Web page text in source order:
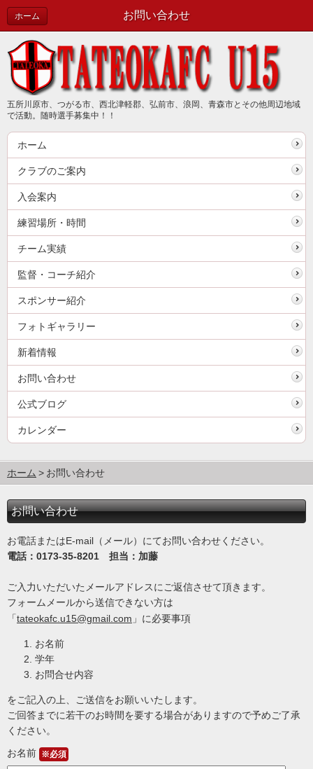
お問い合わせ
ホーム
五所川原市、つがる市、西北津軽郡、弘前市、浪岡、青森市とその他周辺地域
で活動。随時選手募集中！！
ホーム
クラブのご案内
入会案内
練習場所・時間
チーム実績
監督・コーチ紹介
スポンサー紹介
フォトギャラリー
新着情報
お問い合わせ
公式ブログ
カレンダー
ホーム お問い合わせ
お問い合わせ
お電話またはE-mail（メール）にてお問い合わせください。
電話：0173-35-8201 担当：加藤
ご入力いただいたメールアドレスにご返信させて頂きます。
フォームメールから送信できない方は
「tateokafc.u15@gmail.com 」に必要事項
お名前
学年
お問合せ内容
をご記入の上、ご送信をお願いいたします。
ご回答までに若干のお時間を要する場合がありますので予めご了承
ください。
お名前 ※必須